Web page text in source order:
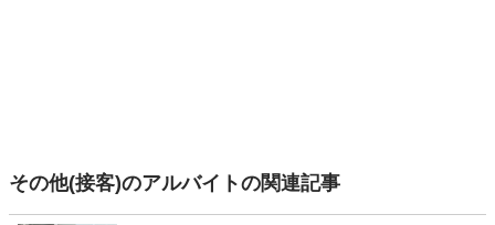
その他(接客)のアルバイトの関連記事